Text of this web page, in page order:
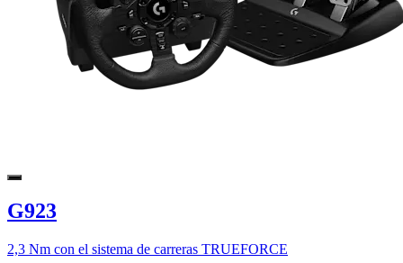
G923
2,3 Nm con el sistema de carreras TRUEFORCE